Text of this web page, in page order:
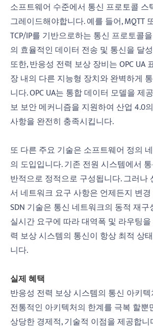
소프트웨어 수준에서 통신 프로토콜 스
그레이드해야합니다. 예를 들어, MQTT
TCP/IP를 기반으로하는 통신 프로토콜
의 효율적인 데이터 전송 및 통신을 달
또한, 반응성 전력 보상 장비는 OPC UA
장 내의 다른 지능형 장치와 완벽하게
니다. OPC UA는 통합 데이터 모델을 제
보 보안 메커니즘을 지원하여 산업 4.0
사항을 완전히 충족시킵니다.
또 다른 주요 기술은 소프트웨어 정의
의 도입입니다. 기존 전원 시스템에서
반적으로 정적으로 구성됩니다. 그러나
서 네트워크 요구 사항은 언제든지 변
SDN 기술은 통신 네트워크의 동적 재
실시간 요구에 따라 대역폭 및 라우팅
력 보상 시스템의 통신이 항상 최적 상
니다.
실제 혜택
반응성 전력 보상 시스템의 통신 아키
전통적인 아키텍처의 한계를 극복 할뿐
상당한 경제적, 기술적 이점을 제공합니